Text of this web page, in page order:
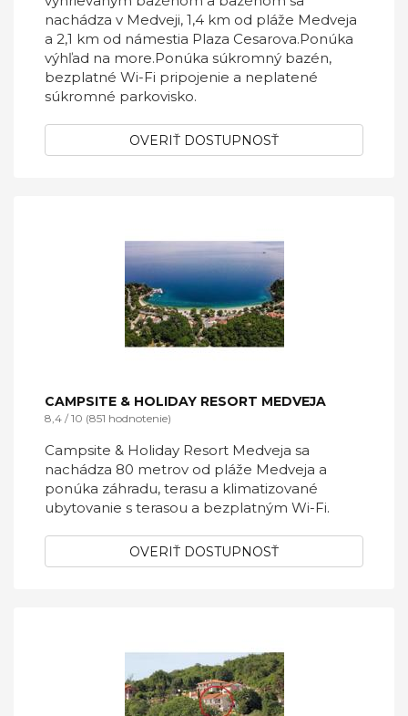
nachádza v Medveji, 1,4 km od pláže Medveja
a 2,1 km od námestia Plaza Cesarova.Ponúka
výhľad na more.Ponúka súkromný bazén,
bezplatné Wi-Fi pripojenie a neplatené
súkromné ​​parkovisko.
OVERIŤ DOSTUPNOSŤ
CAMPSITE & HOLIDAY RESORT MEDVEJA
8,4 / 10 (851 hodnotenie)
Campsite & Holiday Resort Medveja sa
nachádza 80 metrov od pláže Medveja a
ponúka záhradu, terasu a klimatizované
ubytovanie s terasou a bezplatným Wi-Fi.
OVERIŤ DOSTUPNOSŤ